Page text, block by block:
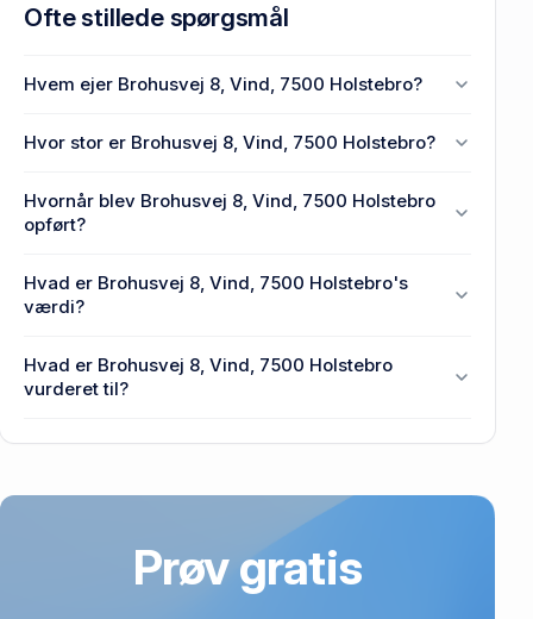
Ofte stillede spørgsmål
Hvem ejer Brohusvej 8, Vind, 7500 Holstebro?
Hvor stor er Brohusvej 8, Vind, 7500 Holstebro?
Vind, 7500 Holstebro.
Hvornår blev Brohusvej 8, Vind, 7500 Holstebro
opført?
Brohusvej 8, Vind, 7500 Holstebro.
Hvad er Brohusvej 8, Vind, 7500 Holstebro's
værdi?
Holstebro senest blev handlet i 1995.
Hvad er Brohusvej 8, Vind, 7500 Holstebro
vurderet til?
Prøv gratis